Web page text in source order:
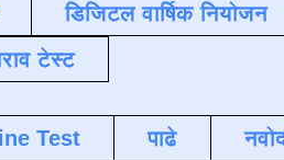
डिजिटल वार्षिक नियोजन
टेस्ट
Test पाढे